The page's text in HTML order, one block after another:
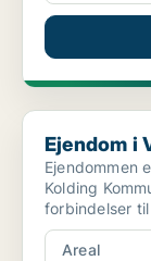
Ejendom i
Ejendom i
Ejendommen
Kolding
forbindelser
Areal